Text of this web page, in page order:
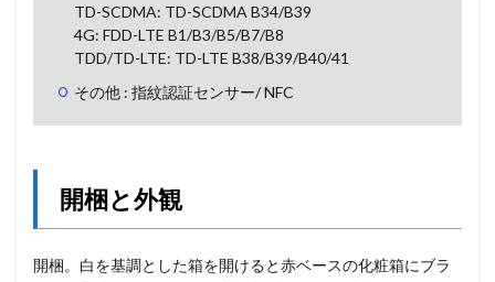
TD-SCDMA: TD-SCDMA B34/B39
4G: FDD-LTE B1/B3/B5/B7/B8
TDD/TD-LTE: TD-LTE B38/B39/B40/41
その他 : 指紋認証センサー/ NFC
開梱と外観
開梱。白を基調とした箱を開けると赤ベースの化粧箱にブラ